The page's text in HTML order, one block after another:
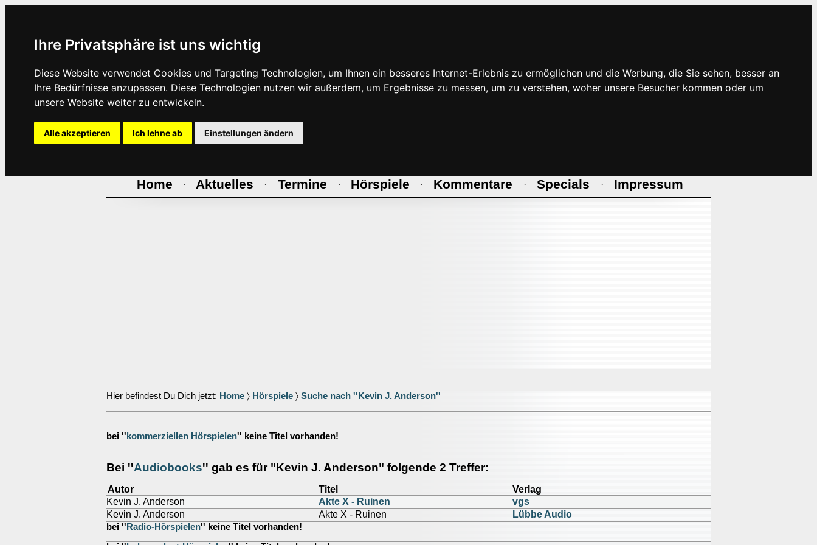
Ihre Privatsphäre ist uns wichtig
Diese Website verwendet Cookies und Targeting Technologien, um Ihnen ein besseres Internet-Erlebnis zu ermöglichen und die Werbung, die Sie sehen, besser an
Ihre Bedürfnisse anzupassen. Diese Technologien nutzen wir außerdem, um Ergebnisse zu messen, um zu verstehen, woher unsere Besucher kommen oder um
unsere Website weiter zu entwickeln.
Alle akzeptieren Ich lehne ab Einstellungen ändern
Home · Aktuelles · Termine · Hörspiele · Kommentare · Specials · Impressum
Hier befindest Du Dich jetzt: Home 〉 Hörspiele 〉 Suche nach ''Kevin J. Anderson''
bei '' kommerziellen Hörspielen'' keine Titel vorhanden!
Bei ''Audiobooks'' gab es für "Kevin J. Anderson" folgende 2 Treffer:
Autor Titel
Verlag
Kevin J. Anderson
Akte X - Ruinen
vgs
Kevin J. Anderson
Akte X - Ruinen Lübbe Audio
bei '' Radio-Hörspielen'' keine Titel vorhanden!